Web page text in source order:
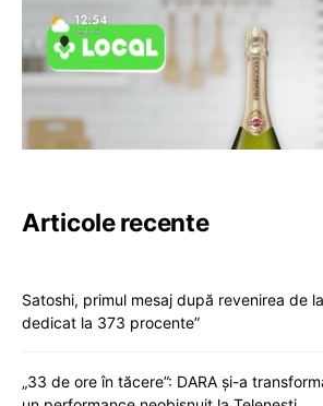
Articole recente
Satoshi, primul mesaj după revenirea de
dedicat la 373 procente”
„33 de ore în tăcere”: DARA și-a